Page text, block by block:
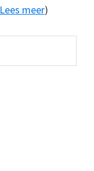
Lees meer)